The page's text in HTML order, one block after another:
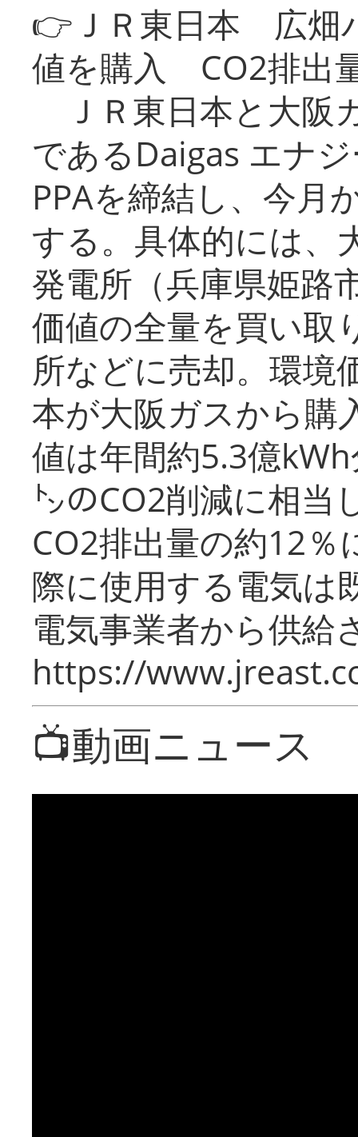
👉ＪＲ東日本 広畑
値を購入 CO2排出
ＪＲ東日本と大阪
であるDaigas エナ
PPAを締結し、今月
する。具体的には、
発電所（兵庫県姫路
価値の全量を買い取
所などに売却。環境
本が大阪ガスから購
値は年間約5.3億
㌧のCO2削減に相当
CO2排出量の約12％
際に使用する電気は
電気事業者から供給
https://
📺動画ニュース